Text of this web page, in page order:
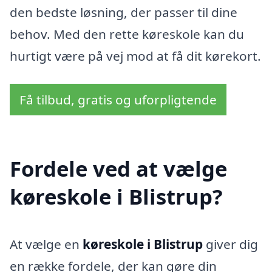
den bedste løsning, der passer til dine
behov. Med den rette køreskole kan du
hurtigt være på vej mod at få dit kørekort.
Få tilbud, gratis og uforpligtende
Fordele ved at vælge
køreskole i Blistrup?
At vælge en køreskole i Blistrup giver dig
en række fordele, der kan gøre din